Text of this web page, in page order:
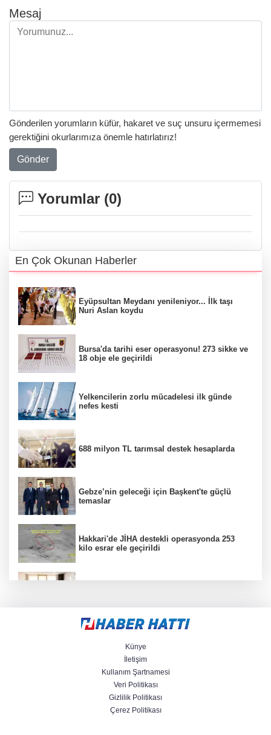
Mesaj
Gönderilen yorumların küfür, hakaret ve suç unsuru içermemesi
gerektiğini okurlarımıza önemle hatırlatırız!
Gönder
Yorumlar (0)
En Çok Okunan Haberler
Eyüpsultan Meydanı yenileniyor... İlk taşı
Nuri Aslan koydu
Bursa'da tarihi eser operasyonu! 273 sikke ve
18 obje ele geçirildi
Yelkencilerin zorlu mücadelesi ilk günde
nefes kesti
688 milyon TL tarımsal destek hesaplarda
Gebze’nin geleceği için Başkent'te güçlü
temaslar
Hakkari'de JİHA destekli operasyonda 253
kilo esrar ele geçirildi
Edirne Keşan’dan Elazığ'a gönül köprüsü
Künye
İletişim
Kullanım Şartnamesi
Veri Politikası
Gizlilik Politikası
Çerez Politikası